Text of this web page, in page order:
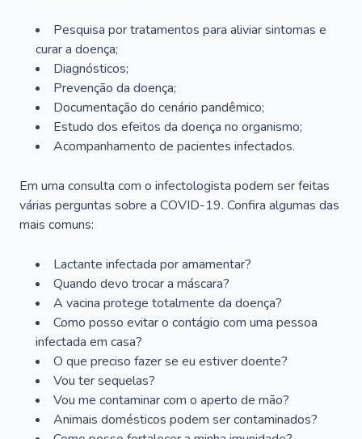
Pesquisa por tratamentos para aliviar sintomas e
curar a doença;
Diagnósticos;
Prevenção da doença;
Documentação do cenário pandêmico;
Estudo dos efeitos da doença no organismo;
Acompanhamento de pacientes infectados.
Em uma consulta com o infectologista podem ser feitas
várias perguntas sobre a COVID-19. Confira algumas das
mais comuns:
Lactante infectada por amamentar?
Quando devo trocar a máscara?
A vacina protege totalmente da doença?
Como posso evitar o contágio com uma pessoa
infectada em casa?
O que preciso fazer se eu estiver doente?
Vou ter sequelas?
Vou me contaminar com o aperto de mão?
Animais domésticos podem ser contaminados?